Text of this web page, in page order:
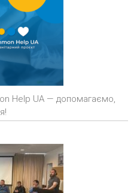
Help UA — допомагаємо,